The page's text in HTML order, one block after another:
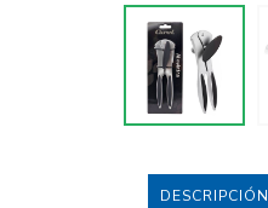
DESCRIPCIÓN